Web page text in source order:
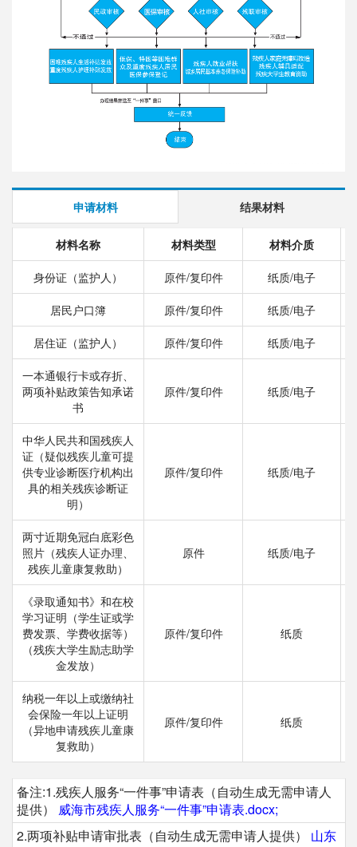
申请材料 结果材料
材料名称 材料类型 材料介质
身份证（监护人） 原件/复印件 纸质/电子
居民户口簿 原件/复印件 纸质/电子
居住证（监护人） 原件/复印件 纸质/电子
一本通银行卡或存折、
两项补贴政策告知承诺
书
原件/复印件 纸质/电子
中华人民共和国残疾人
证（疑似残疾儿童可提
供专业诊断医疗机构出
具的相关残疾诊断证
明）
原件/复印件 纸质/电子
两寸近期免冠白底彩色
照片（残疾人证办理、
残疾儿童康复救助）
原件 纸质/电子
《录取通知书》和在校
学习证明（学生证或学
费发票、学费收据等）
（残疾大学生励志助学
金发放）
原件/复印件 纸质
纳税一年以上或缴纳社
会保险一年以上证明
（异地申请残疾儿童康
复救助）
原件/复印件 纸质
备注:1.残疾人服务“一件事”申请表（自动生成无需申请人
提供） 威海市残疾人服务“一件事”申请表.docx;
2.两项补贴申请审批表（自动生成无需申请人提供） 山东